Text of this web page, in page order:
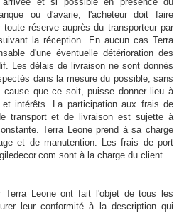
ou d'avarie, l'acheteur doit faire
réserve auprès du transporteur par
la réception. En aucun cas Terra
d'une éventuelle détérioration des
Les délais de livraison ne sont donnés
dans la mesure du possible, sans
cause que ce soit, puisse donner lieu à
intérêts. La participation aux frais de
transport et de livraison est sujette à
Terra Leone prend à sa charge
et de manutention. Les frais de port
sont à la charge du client.
Terra Leone ont fait l'objet de tous les
leur conformité à la description qui